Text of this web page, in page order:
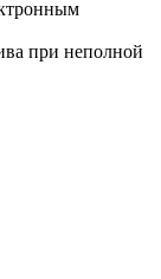
при неполной